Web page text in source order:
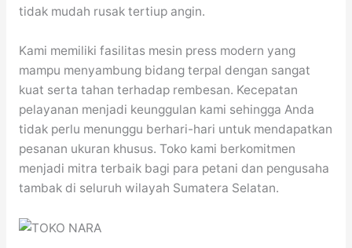
tidak mudah rusak tertiup angin.
Kami memiliki fasilitas mesin press modern yang
mampu menyambung bidang terpal dengan sangat
kuat serta tahan terhadap rembesan. Kecepatan
pelayanan menjadi keunggulan kami sehingga Anda
tidak perlu menunggu berhari-hari untuk mendapatkan
pesanan ukuran khusus. Toko kami berkomitmen
menjadi mitra terbaik bagi para petani dan pengusaha
tambak di seluruh wilayah Sumatera Selatan.